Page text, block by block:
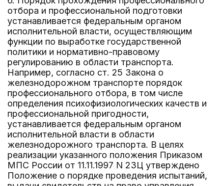
отбора и профессиональной подготовки
устанавливается федеральным органом
исполнительной власти, осуществляющим
функции по выработке государственной
политики и нормативно-правовому
регулированию в области транспорта.
Например, согласно ст. 25 Закона о
железнодорожном транспорте порядок
профессионального отбора, в том числе
определения психофизиологических качеств и
профессиональной пригодности,
устанавливается федеральным органом
исполнительной власти в области
железнодорожного транспорта. В целях
реализации указанного положения Приказом
МПС России от 11.11.1997 N 23Ц утверждено
Положение о порядке проведения испытаний,